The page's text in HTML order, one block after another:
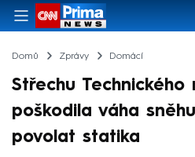
Domů Zprávy Domácí
Střechu Technického
poškodila váha
povolat statika